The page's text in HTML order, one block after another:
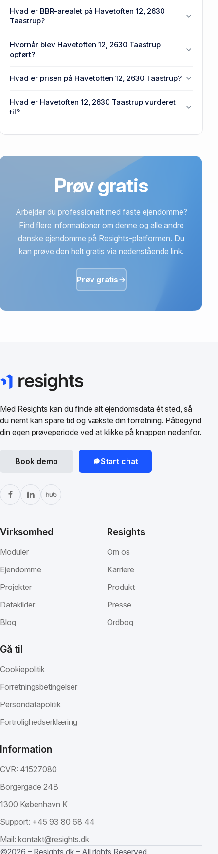
En eller flere privat(e) ejer Havetoften 12, 2630
Taastrup.
Hvad er BBR-arealet på Havetoften 12, 2630
Taastrup?
Enhedens BBR-areal er 132 m² på Havetoften 12,
2630 Taastrup.
Hvornår blev Havetoften 12, 2630 Taastrup
opført?
Den primære bygning blev bygget i 1973 på
Hvad er prisen på Havetoften 12, 2630 Taastrup?
Taastrup senest blev handlet i 2008.
Hvad er Havetoften 12, 2630 Taastrup vurderet
til?
Prøv gratis
Arbejder du professionelt med faste ejendomme?
Find flere informationer om denne og alle andre
danske ejendomme på Resights-platformen. Du
kan prøve den helt gratis via nedenstående link.
Prøv gratis
Med Resights kan du finde alt ejendomsdata ét sted, så
du nemt kan spare tid og vækste din forretning. Påbegynd
din egen prøveperiode ved at klikke på knappen nedenfor.
Book demo Start chat
Virksomhed
Moduler
Ejendomme
Projekter
Datakilder
Blog
Resights
Om os
Karriere
Produkt
Presse
Ordbog
Gå til
Cookiepolitik
Forretningsbetingelser
Persondatapolitik
Fortrolighedserklæring
Information
CVR: 41527080
Borgergade 24B
1300 København K
Support: +45 93 80 68 44
Mail: kontakt@resights.dk
©2026 – Resights.dk – All rights Reserved